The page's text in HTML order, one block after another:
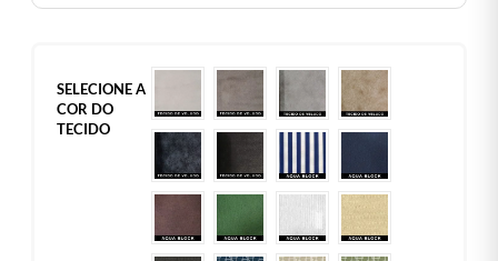
SELECIONE A
COR DO
TECIDO